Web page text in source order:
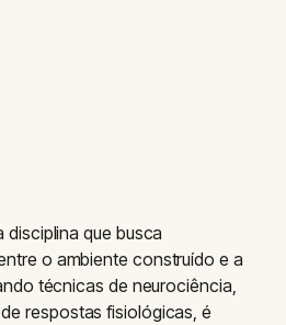
disciplina que busca
o ambiente construído e a
técnicas de neurociência,
respostas fisiológicas, é